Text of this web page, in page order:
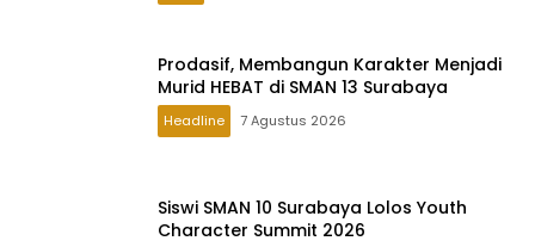
Prodasif, Membangun Karakter Menjadi
Murid HEBAT di SMAN 13 Surabaya
Headline 7 Agustus 2026
Siswi SMAN 10 Surabaya Lolos Youth
Character Summit 2026